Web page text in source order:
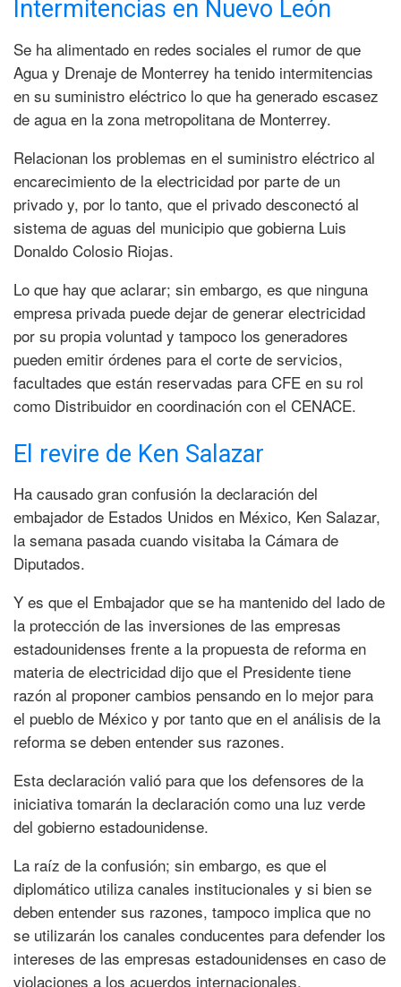
Intermitencias en Nuevo León
Se ha alimentado en redes sociales el rumor de que
Agua y Drenaje de Monterrey ha tenido intermitencias
en su suministro eléctrico lo que ha generado escasez
de agua en la zona metropolitana de Monterrey.
Relacionan los problemas en el suministro eléctrico al
encarecimiento de la electricidad por parte de un
privado y, por lo tanto, que el privado desconectó al
sistema de aguas del municipio que gobierna Luis
Donaldo Colosio Riojas.
Lo que hay que aclarar; sin embargo, es que ninguna
empresa privada puede dejar de generar electricidad
por su propia voluntad y tampoco los generadores
pueden emitir órdenes para el corte de servicios,
facultades que están reservadas para CFE en su rol
como Distribuidor en coordinación con el CENACE.
El revire de Ken Salazar
Ha causado gran confusión la declaración del
embajador de Estados Unidos en México, Ken Salazar,
la semana pasada cuando visitaba la Cámara de
Diputados.
Y es que el Embajador que se ha mantenido del lado de
la protección de las inversiones de las empresas
estadounidenses frente a la propuesta de reforma en
materia de electricidad dijo que el Presidente tiene
razón al proponer cambios pensando en lo mejor para
el pueblo de México y por tanto que en el análisis de la
reforma se deben entender sus razones.
Esta declaración valió para que los defensores de la
iniciativa tomarán la declaración como una luz verde
del gobierno estadounidense.
La raíz de la confusión; sin embargo, es que el
diplomático utiliza canales institucionales y si bien se
deben entender sus razones, tampoco implica que no
se utilizarán los canales conducentes para defender los
intereses de las empresas estadounidenses en caso de
violaciones a los acuerdos internacionales.